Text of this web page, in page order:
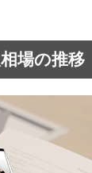
場の推移